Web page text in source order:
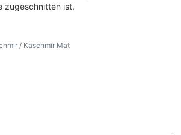
zugeschnitten ist.
/ Kaschmir Mat
Mat